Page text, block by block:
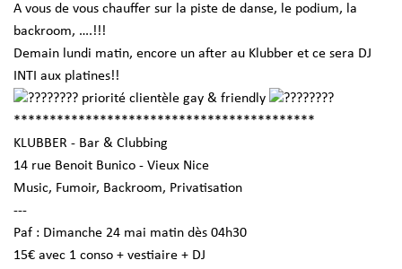
A vous de vous chauffer sur la piste de danse, le podium, la
backroom, ….!!!
Demain lundi matin, encore un after au Klubber et ce sera DJ
INTI aux platines!!
priorité clientèle gay & friendly
******************************************
KLUBBER - Bar & Clubbing
14 rue Benoit Bunico - Vieux Nice
Music, Fumoir, Backroom, Privatisation
---
Paf : Dimanche 24 mai matin dès 04h30
15€ avec 1 conso + vestiaire + DJ